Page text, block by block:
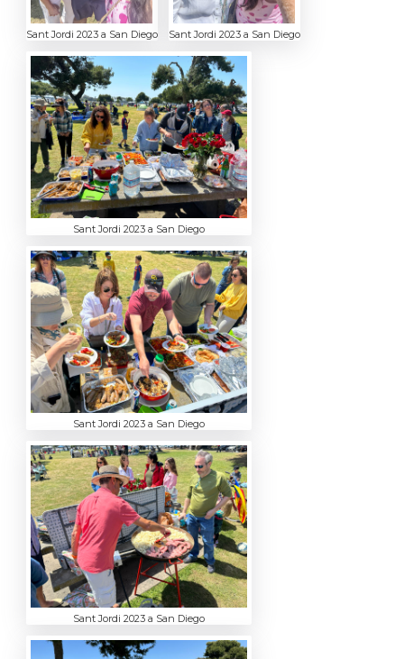
Sant Jordi 2023 a San Diego Sant Jordi 2023 a San Diego
Sant Jordi 2023 a San Diego
Sant Jordi 2023 a San Diego
Sant Jordi 2023 a San Diego